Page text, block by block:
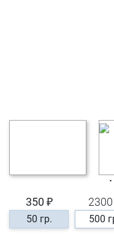
350 ₽
50 гр. 500